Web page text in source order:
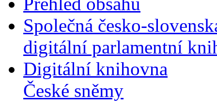
Společná česko-
digitální parlamentní
Digitální knihovna
České sněmy